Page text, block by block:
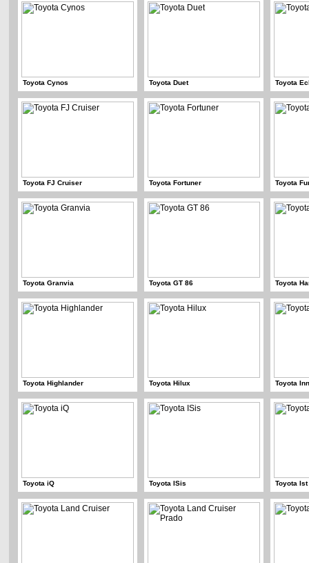
Toyota Cynos Toyota Duet Toyota
Toyota FJ Cruiser Toyota Fortuner Toyota
Toyota Granvia Toyota GT 86 Toyota
Toyota Highlander Toyota Hilux Toyota
Toyota iQ Toyota ISis Toyota Ist